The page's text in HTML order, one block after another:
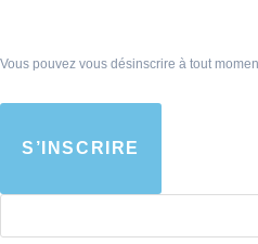
Vous pouvez vous désinscrire à tout
S’INSCRIRE